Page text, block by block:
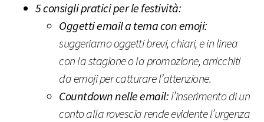
5 consigli pratici per le festività:
Oggetti email a tema con emoji:
suggeriamo oggetti brevi, chiari, e in linea
con la stagione o la promozione, arricchiti
da emoji per catturare l’attenzione.
Countdown nelle email: l’inserimento di un
conto alla rovescia rende evidente l’urgenza